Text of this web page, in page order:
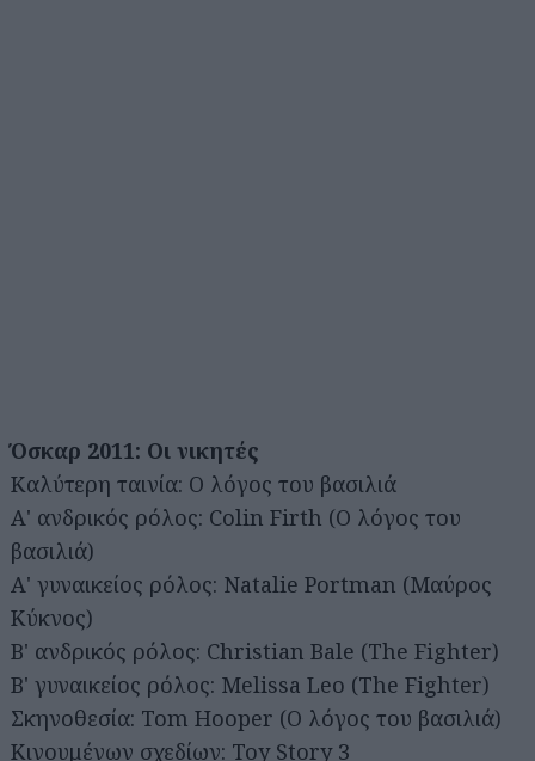
Όσκαρ 2011: Οι νικητές
Καλύτερη ταινία: Ο λόγος του βασιλιά
Α' ανδρικός ρόλος: Colin Firth (Ο λόγος του
βασιλιά)
Α' γυναικείος ρόλος: Natalie Portman (Μαύρος
Κύκνος)
Β' ανδρικός ρόλος: Christian Bale (The Fighter)
Β' γυναικείος ρόλος: Melissa Leo (The Fighter)
Σκηνοθεσία: Tom Hooper (Ο λόγος του βασιλιά)
Κινουμένων σχεδίων: Toy Story 3